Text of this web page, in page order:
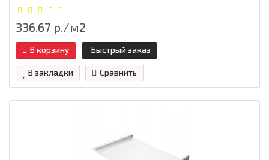
336.67 р./м2
В корзину Быстрый заказ
В закладки Сравнить